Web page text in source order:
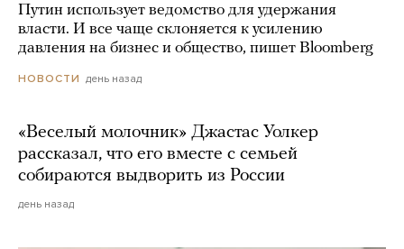
Путин использует ведомство для удержания
власти. И все чаще склоняется к усилению
давления на бизнес и общество, пишет Bloomberg
НОВОСТИ день назад
«Веселый молочник» Джастас Уолкер
рассказал, что его вместе с семьей
собираются выдворить из России
день назад